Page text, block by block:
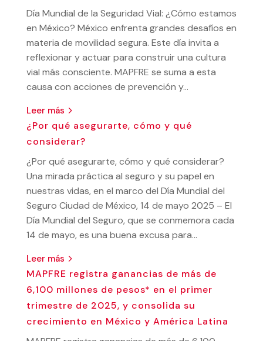
Día Mundial de la Seguridad Vial: ¿Cómo estamos
en México? México enfrenta grandes desafíos en
materia de movilidad segura. Este día invita a
reflexionar y actuar para construir una cultura
vial más consciente. MAPFRE se suma a esta
causa con acciones de prevención y...
leer más
¿Por qué asegurarte, cómo y qué
considerar?
¿Por qué asegurarte, cómo y qué considerar?
Una mirada práctica al seguro y su papel en
nuestras vidas, en el marco del Día Mundial del
Seguro Ciudad de México, 14 de mayo 2025 – El
Día Mundial del Seguro, que se conmemora cada
14 de mayo, es una buena excusa para...
leer más
MAPFRE registra ganancias de más de
6,100 millones de pesos* en el primer
trimestre de 2025, y consolida su
crecimiento en México y América Latina